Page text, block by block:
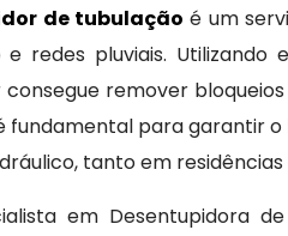
de tubulação é um
e redes pluviais.
remover
fundamental para garantir
tanto em
em Desentupidora